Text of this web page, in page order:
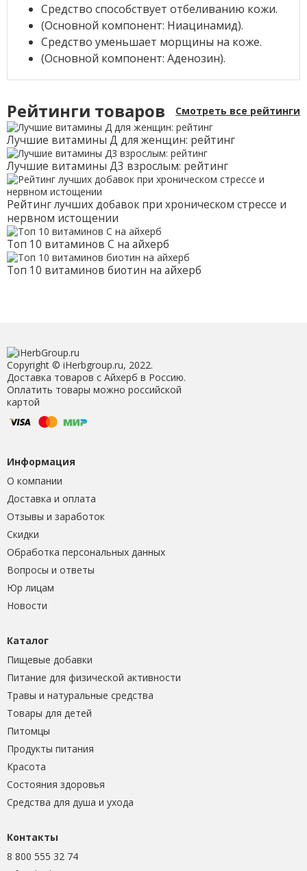
Средство способствует отбеливанию кожи.
(Основной компонент: Ниацинамид).
Средство уменьшает морщины на коже.
(Основной компонент: Аденозин).
Рейтинги товаров Смотреть все рейтинги
Лучшие витамины Д для женщин: рейтинг
Лучшие витамины Д3 взрослым: рейтинг
Рейтинг лучших добавок при хроническом стрессе и
нервном истощении
Топ 10 витаминов С на айхерб
Топ 10 витаминов биотин на айхерб
Copyright © iHerbgroup.ru, 2022.
Доставка товаров с Айхерб в Россию.
Оплатить товары можно российской
картой
Информация
О компании
Доставка и оплата
Отзывы и заработок
Скидки
Обработка персональных данных
Вопросы и ответы
Юр лицам
Новости
Каталог
Пищевые добавки
Питание для физической активности
Травы и натуральные средства
Товары для детей
Питомцы
Продукты питания
Красота
Состояния здоровья
Средства для душа и ухода
Контакты
8 800 555 32 74